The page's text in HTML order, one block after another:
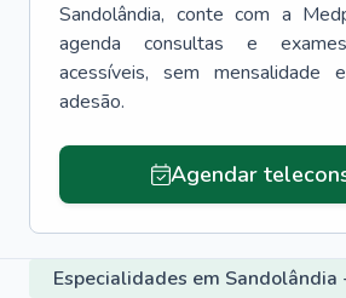
Sandolândia, conte com a
agenda consultas e
acessíveis, sem
adesão.
Agendar
Especialidades em Sandolândia